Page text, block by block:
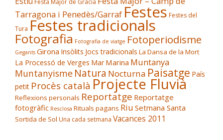
Tarragona i Penedès/Garraf Festes Festes del
Tura Festes tradicionals
Fotografia Fotografia de viatge Fotoperiodisme
Gegants Girona Insòlits Jocs tradicionals La Dansa de la Mort
La Processó de Verges Mar Marina Muntanya
Muntanyisme Natura Nocturna Paisatge País
petit Procès català Projecte Fluvià
Reflexions personals Reportatge Reportatge
fotogràfic Resclosa Rituals pagans Riu Setmana Santa
Sortida de Sol Una cada setmana Vacances 2011